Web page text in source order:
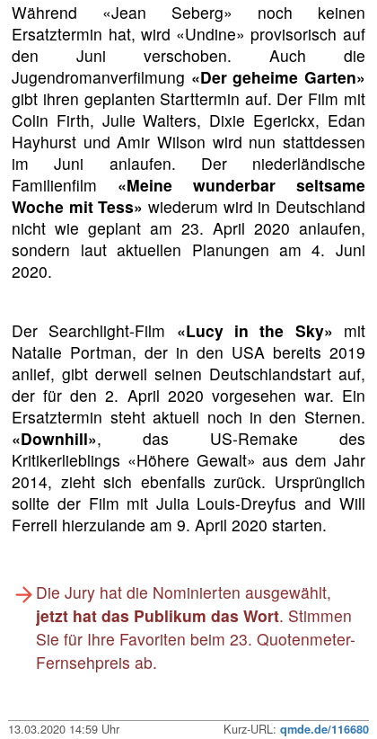
Während «Jean Seberg» noch keinen
Ersatztermin hat, wird «Undine» provisorisch auf
den Juni verschoben. Auch die
Jugendromanverfilmung «Der geheime Garten»
gibt ihren geplanten Starttermin auf. Der Film mit
Colin Firth, Julie Walters, Dixie Egerickx, Edan
Hayhurst und Amir Wilson wird nun stattdessen
im Juni anlaufen. Der niederländische
Familienfilm «Meine wunderbar seltsame
Woche mit Tess» wiederum wird in Deutschland
nicht wie geplant am 23. April 2020 anlaufen,
sondern laut aktuellen Planungen am 4. Juni
2020.
Der Searchlight-Film «Lucy in the Sky» mit
Natalie Portman, der in den USA bereits 2019
anlief, gibt derweil seinen Deutschlandstart auf,
der für den 2. April 2020 vorgesehen war. Ein
Ersatztermin steht aktuell noch in den Sternen.
«Downhill», das US-Remake des
Kritikerlieblings «Höhere Gewalt» aus dem Jahr
2014, zieht sich ebenfalls zurück. Ursprünglich
sollte der Film mit Julia Louis-Dreyfus and Will
Ferrell hierzulande am 9. April 2020 starten.
Die Jury hat die Nominierten ausgewählt,
jetzt hat das Publikum das Wort. Stimmen
Sie für Ihre Favoriten beim 23. Quotenmeter-
Fernsehpreis ab.
13.03.2020 14:59 Uhr Kurz-URL: qmde.de/116680